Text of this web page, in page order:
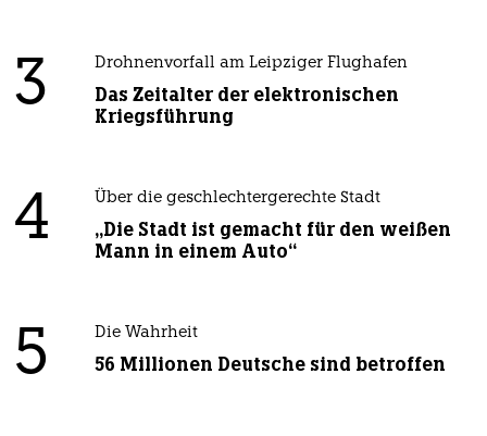
3 Drohnenvorfall am Leipziger Flughafen
Das Zeitalter der elektronischen
Kriegsführung
4 Über die geschlechtergerechte Stadt
„Die Stadt ist gemacht für den weißen
Mann in einem Auto“
5 Die Wahrheit
56 Millionen Deutsche sind betroffen